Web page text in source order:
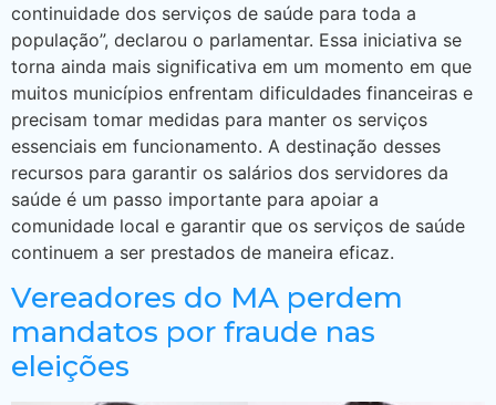
continuidade dos serviços de saúde para toda a
população”, declarou o parlamentar. Essa iniciativa se
torna ainda mais significativa em um momento em que
muitos municípios enfrentam dificuldades financeiras e
precisam tomar medidas para manter os serviços
essenciais em funcionamento. A destinação desses
recursos para garantir os salários dos servidores da
saúde é um passo importante para apoiar a
comunidade local e garantir que os serviços de saúde
continuem a ser prestados de maneira eficaz.
Vereadores do MA perdem
mandatos por fraude nas
eleições